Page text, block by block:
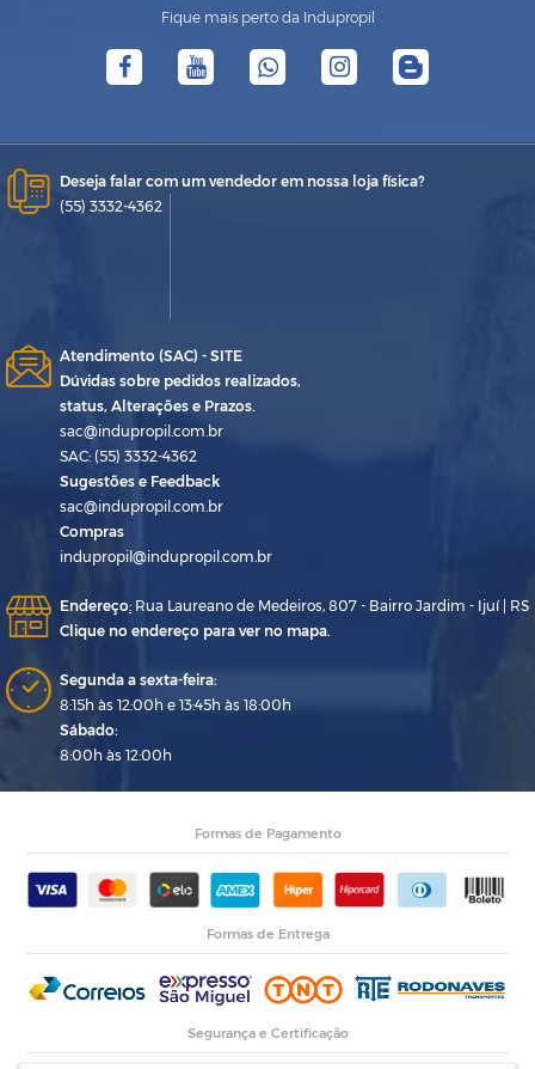
Fique mais perto da Indupropil
Deseja falar com um vendedor em nossa loja física?
(55) 3332-4362
Atendimento (SAC) - SITE
Dúvidas sobre pedidos realizados,
status, Alterações e Prazos.
sac@indupropil.com.br
SAC: (55) 3332-4362
Sugestões e Feedback
sac@indupropil.com.br
Compras
indupropil@indupropil.com.br
Endereço: Rua Laureano de Medeiros, 807 - Bairro Jardim - Ijuí | RS
Clique no endereço para ver no mapa.
Segunda a sexta-feira:
8:15h às 12:00h e 13:45h às 18:00h
Sábado:
8:00h às 12:00h
Formas de Pagamento
Formas de Entrega
Segurança e Certificação